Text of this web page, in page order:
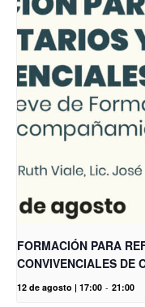
FORMACIÓN PARA
CONVIVENCIALES DE
12 de agosto | 17:00 - 21:00